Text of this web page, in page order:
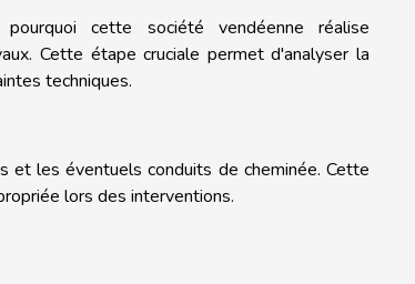
cette société vendéenne réalise
Cette étape cruciale permet d'analyser la
techniques.
et les éventuels conduits de cheminée. Cette
lors des interventions.